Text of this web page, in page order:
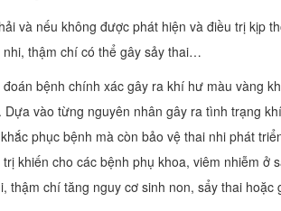
và nếu không được phát hiện và điều trị kịp
thậm chí có thể gây sảy thai…
bệnh chính xác gây ra khí hư màu vàng
vào từng nguyên nhân gây ra tình trạng
phục bệnh mà còn bảo vệ thai nhi phát
khiến cho các bệnh phụ khoa, viêm nhiễm ở
thậm chí tăng nguy cơ sinh non, sẩy thai hoặc